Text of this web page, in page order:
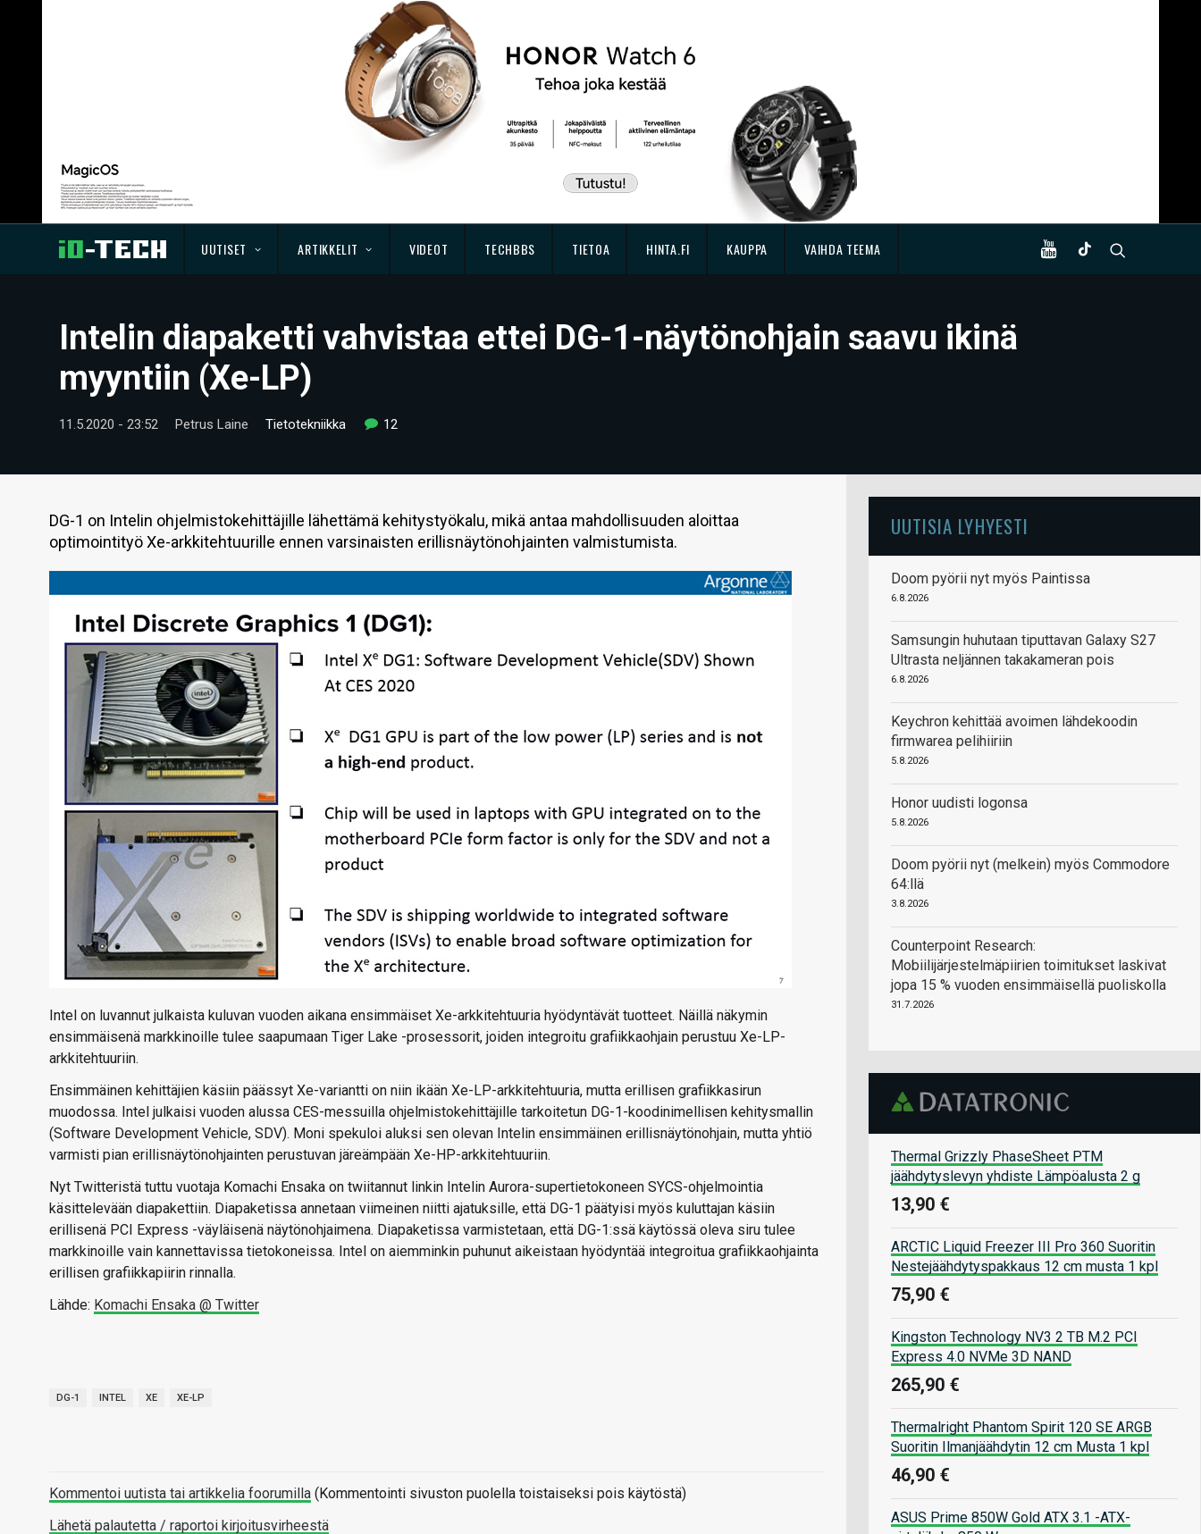
UUTISET ARTIKKELIT VIDEOT TECHBBS TIETOA HINTA.FI KAUPPA VAIHDA TEEMA
Intelin diapaketti vahvistaa ettei DG-1-näytönohjain saavu ikinä
myyntiin (Xe-LP)
11.5.2020 - 23:52 Petrus Laine Tietotekniikka 12
DG-1 on Intelin ohjelmistokehittäjille lähettämä kehitystyökalu, mikä antaa mahdollisuuden aloittaa
optimointityö Xe-arkkitehtuurille ennen varsinaisten erillisnäytönohjainten valmistumista.
Intel on luvannut julkaista kuluvan vuoden aikana ensimmäiset Xe-arkkitehtuuria hyödyntävät tuotteet. Näillä näkymin
ensimmäisenä markkinoille tulee saapumaan Tiger Lake -prosessorit, joiden integroitu grafiikkaohjain perustuu Xe-LP-
arkkitehtuuriin.
Ensimmäinen kehittäjien käsiin päässyt Xe-variantti on niin ikään Xe-LP-arkkitehtuuria, mutta erillisen grafiikkasirun
muodossa. Intel julkaisi vuoden alussa CES-messuilla ohjelmistokehittäjille tarkoitetun DG-1-koodinimellisen kehitysmallin
(Software Development Vehicle, SDV). Moni spekuloi aluksi sen olevan Intelin ensimmäinen erillisnäytönohjain, mutta yhtiö
varmisti pian erillisnäytönohjainten perustuvan järeämpään Xe-HP-arkkitehtuuriin.
Nyt Twitteristä tuttu vuotaja Komachi Ensaka on twiitannut linkin Intelin Aurora-supertietokoneen SYCS-ohjelmointia
käsittelevään diapakettiin. Diapaketissa annetaan viimeinen niitti ajatuksille, että DG-1 päätyisi myös kuluttajan käsiin
erillisenä PCI Express -väyläisenä näytönohjaimena. Diapaketissa varmistetaan, että DG-1:ssä käytössä oleva siru tulee
markkinoille vain kannettavissa tietokoneissa. Intel on aiemminkin puhunut aikeistaan hyödyntää integroitua grafiikkaohjainta
erillisen grafiikkapiirin rinnalla.
Lähde: Komachi Ensaka @ Twitter
DG-1 INTEL XE XE-LP
Kommentoi uutista tai artikkelia foorumilla (Kommentointi sivuston puolella toistaiseksi pois käytöstä)
Lähetä palautetta / raportoi kirjoitusvirheestä
UUTISIA LYHYESTI
Doom pyörii nyt myös Paintissa
6.8.2026
Samsungin huhutaan tiputtavan Galaxy S27
Ultrasta neljännen takakameran pois
6.8.2026
Keychron kehittää avoimen lähdekoodin
firmwarea pelihiiriin
5.8.2026
Honor uudisti logonsa
5.8.2026
Doom pyörii nyt (melkein) myös Commodore
64:llä
3.8.2026
Counterpoint Research:
Mobiilijärjestelmäpiirien toimitukset laskivat
jopa 15 % vuoden ensimmäisellä puoliskolla
31.7.2026
Thermal Grizzly PhaseSheet PTM
jäähdytyslevyn yhdiste Lämpöalusta 2 g
13,90 €
ARCTIC Liquid Freezer III Pro 360 Suoritin
Nestejäähdytyspakkaus 12 cm musta 1 kpl
75,90 €
Kingston Technology NV3 2 TB M.2 PCI
Express 4.0 NVMe 3D NAND
265,90 €
Thermalright Phantom Spirit 120 SE ARGB
Suoritin Ilmanjäähdytin 12 cm Musta 1 kpl
46,90 €
ASUS Prime 850W Gold ATX 3.1 -ATX-